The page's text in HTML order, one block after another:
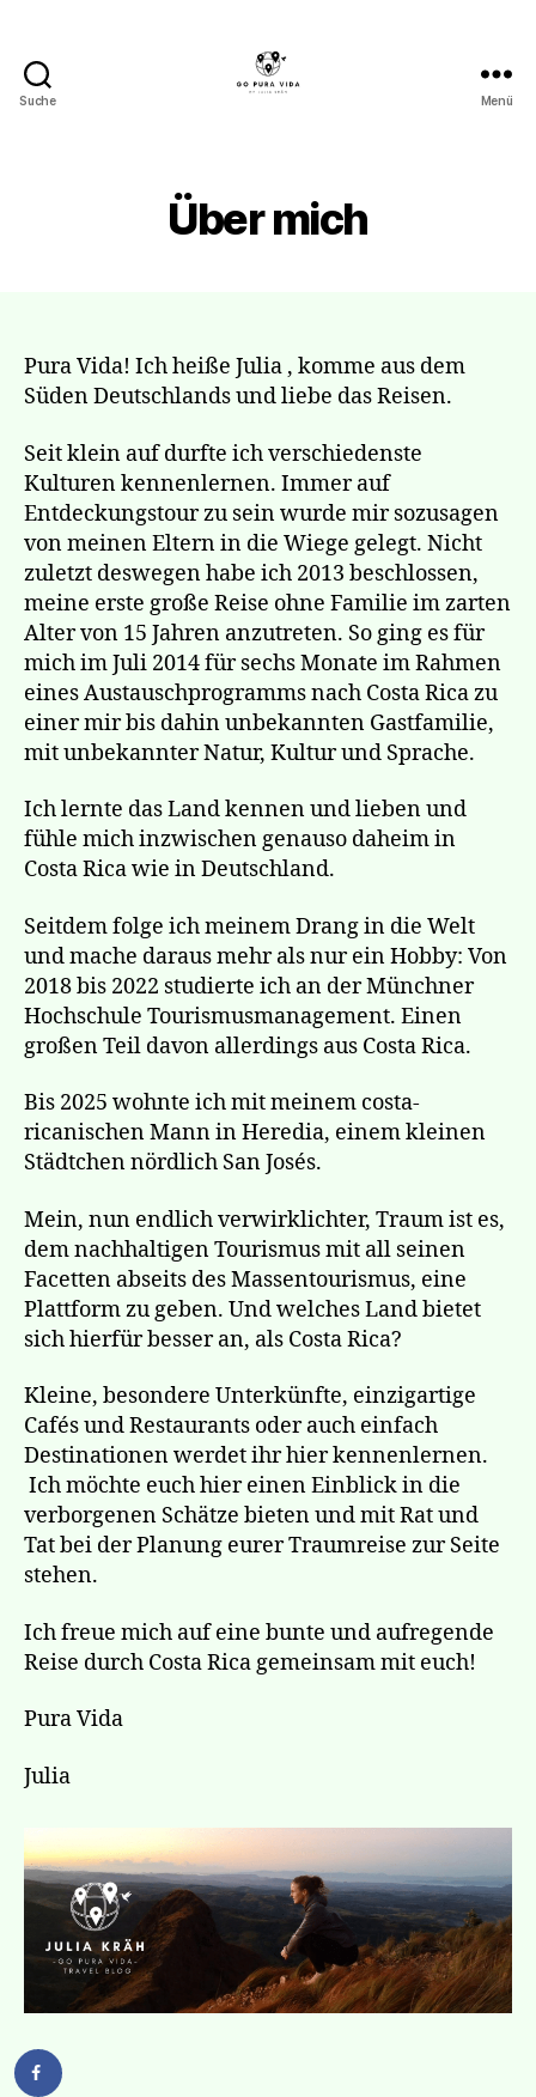
Suche Menü
Über mich
Pura Vida! Ich heiße Julia , komme aus dem
Süden Deutschlands und liebe das Reisen.
Seit klein auf durfte ich verschiedenste
Kulturen kennenlernen. Immer auf
Entdeckungstour zu sein wurde mir sozusagen
von meinen Eltern in die Wiege gelegt. Nicht
zuletzt deswegen habe ich 2013 beschlossen,
meine erste große Reise ohne Familie im zarten
Alter von 15 Jahren anzutreten. So ging es für
mich im Juli 2014 für sechs Monate im Rahmen
eines Austauschprogramms nach Costa Rica zu
einer mir bis dahin unbekannten Gastfamilie,
mit unbekannter Natur, Kultur und Sprache.
Ich lernte das Land kennen und lieben und
fühle mich inzwischen genauso daheim in
Costa Rica wie in Deutschland.
Seitdem folge ich meinem Drang in die Welt
und mache daraus mehr als nur ein Hobby: Von
2018 bis 2022 studierte ich an der Münchner
Hochschule Tourismusmanagement. Einen
großen Teil davon allerdings aus Costa Rica.
Bis 2025 wohnte ich mit meinem costa-
ricanischen Mann in Heredia, einem kleinen
Städtchen nördlich San Josés.
Mein, nun endlich verwirklichter, Traum ist es,
dem nachhaltigen Tourismus mit all seinen
Facetten abseits des Massentourismus, eine
Plattform zu geben. Und welches Land bietet
sich hierfür besser an, als Costa Rica?
Kleine, besondere Unterkünfte, einzigartige
Cafés und Restaurants oder auch einfach
Destinationen werdet ihr hier kennenlernen.
Ich möchte euch hier einen Einblick in die
verborgenen Schätze bieten und mit Rat und
Tat bei der Planung eurer Traumreise zur Seite
stehen.
Ich freue mich auf eine bunte und aufregende
Reise durch Costa Rica gemeinsam mit euch!
Pura Vida
Julia